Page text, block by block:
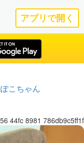
アプリで開く
ぽこちゃん